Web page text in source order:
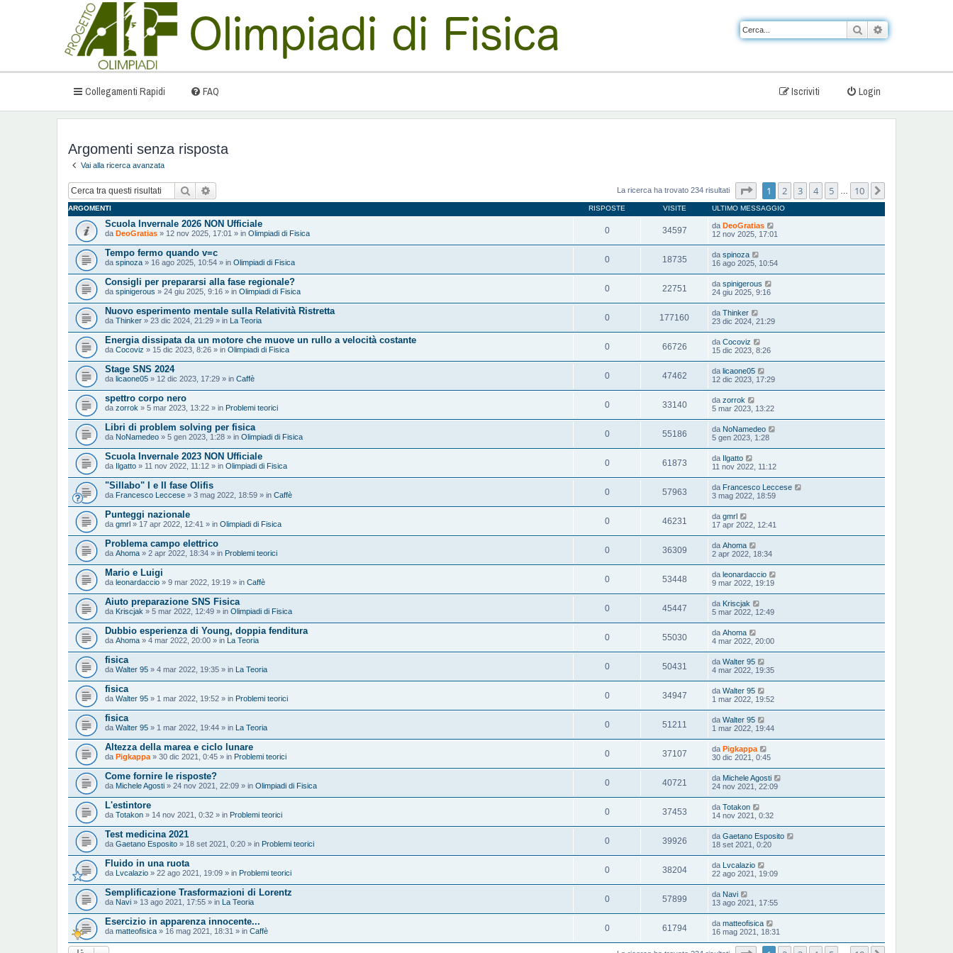
Cerca
Collegamenti Rapidi FAQ Login
Iscriviti
Argomenti senza risposta
Vai alla ricerca avanzata
Cerca La ricerca ha trovato 234 risultati Pagina1 di10
1 2 3 4 5 10
ARGOMENTI RISPOSTE VISITE ULTIMO MESSAGGIO
Scuola Invernale 2026 NON Ufficiale
da DeoGratias » 12 nov 2025, 17:01 » in Olimpiadi di Fisica 0 34597 da DeoGratias
12 nov 2025, 17:01
Tempo fermo quando v=c
da spinoza » 16 ago 2025, 10:54 » in Olimpiadi di Fisica 0 18735 da spinoza
16 ago 2025, 10:54
Consigli per prepararsi alla fase regionale?
da spinigerous » 24 giu 2025, 9:16 » in Olimpiadi di Fisica 0 22751 da spinigerous
24 giu 2025, 9:16
Nuovo esperimento mentale sulla Relatività Ristretta
da Thinker » 23 dic 2024, 21:29 » in La Teoria 0 177160 da Thinker
23 dic 2024, 21:29
Energia dissipata da un motore che muove un rullo a velocità costante
da Cocoviz » 15 dic 2023, 8:26 » in Olimpiadi di Fisica 0 66726 da Cocoviz
15 dic 2023, 8:26
Stage SNS 2024
da licaone05 » 12 dic 2023, 17:29 » in Caffè 0 47462 da licaone05
12 dic 2023, 17:29
spettro corpo nero
da zorrok » 5 mar 2023, 13:22 » in Problemi teorici 0 33140 da zorrok
5 mar 2023, 13:22
Libri di problem solving per fisica
da NoNamedeo » 5 gen 2023, 1:28 » in Olimpiadi di Fisica 0 55186 da NoNamedeo
5 gen 2023, 1:28
Scuola Invernale 2023 NON Ufficiale
da Ilgatto » 11 nov 2022, 11:12 » in Olimpiadi di Fisica 0 61873 da Ilgatto
11 nov 2022, 11:12
"Sillabo" I e II fase Olifis
da Francesco Leccese » 3 mag 2022, 18:59 » in Caffè 0 57963 da Francesco Leccese
3 mag 2022, 18:59
Punteggi nazionale
da gmrl » 17 apr 2022, 12:41 » in Olimpiadi di Fisica 0 46231 da gmrl
17 apr 2022, 12:41
Problema campo elettrico
da Ahoma » 2 apr 2022, 18:34 » in Problemi teorici 0 36309 da Ahoma
2 apr 2022, 18:34
Mario e Luigi
da leonardaccio » 9 mar 2022, 19:19 » in Caffè 0 53448 da leonardaccio
9 mar 2022, 19:19
Aiuto preparazione SNS Fisica
da Kriscjak » 5 mar 2022, 12:49 » in Olimpiadi di Fisica 0 45447 da Kriscjak
5 mar 2022, 12:49
Dubbio esperienza di Young, doppia fenditura
da Ahoma » 4 mar 2022, 20:00 » in La Teoria 0 55030 da Ahoma
4 mar 2022, 20:00
fisica
da Walter 95 » 4 mar 2022, 19:35 » in La Teoria 0 50431 da Walter 95
4 mar 2022, 19:35
fisica
da Walter 95 » 1 mar 2022, 19:52 » in Problemi teorici 0 34947 da Walter 95
1 mar 2022, 19:52
fisica
da Walter 95 » 1 mar 2022, 19:44 » in La Teoria 0 51211 da Walter 95
1 mar 2022, 19:44
Altezza della marea e ciclo lunare
da Pigkappa » 30 dic 2021, 0:45 » in Problemi teorici 0 37107 da Pigkappa
30 dic 2021, 0:45
Come fornire le risposte?
da Michele Agosti » 24 nov 2021, 22:09 » in Olimpiadi di Fisica 0 40721 da Michele Agosti
24 nov 2021, 22:09
L'estintore
da Totakon » 14 nov 2021, 0:32 » in Problemi teorici 0 37453 da Totakon
14 nov 2021, 0:32
Test medicina 2021
da Gaetano Esposito » 18 set 2021, 0:20 » in Problemi teorici 0 39926 da Gaetano Esposito
18 set 2021, 0:20
Fluido in una ruota
da Lvcalazio » 22 ago 2021, 19:09 » in Problemi teorici 0 38204 da Lvcalazio
22 ago 2021, 19:09
Semplificazione Trasformazioni di Lorentz
da Navi » 13 ago 2021, 17:55 » in La Teoria 0 57899 da Navi
13 ago 2021, 17:55
Esercizio in apparenza innocente...
da matteofisica » 16 mag 2021, 18:31 » in Caffè 0 61794 da matteofisica
16 mag 2021, 18:31